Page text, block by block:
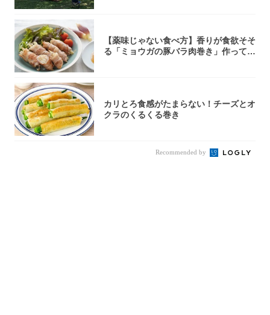
【薬味じゃない食べ方】香りが食欲そそ
る「ミョウガの豚バラ肉巻き」作ってみ
カリとろ食感がたまらない！チーズとオ
クラのくるくる巻き
Recommended by